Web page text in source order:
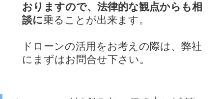
おりますので、法律的な観点からも相
談に乗ることが出来ます。
ドローンの活用をお考えの際は、弊社
にまずはお問合せ下さい。